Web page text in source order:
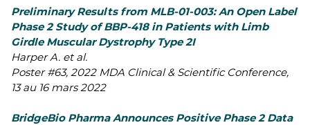
Preliminary Results from MLB-01-003: An Open Label
Phase 2 Study of BBP-418 in Patients with Limb
Girdle Muscular Dystrophy Type 2I
Harper A. et al.
Poster #63, 2022 MDA Clinical & Scientific Conference,
13 au 16 mars 2022
BridgeBio Pharma Announces Positive Phase 2 Data